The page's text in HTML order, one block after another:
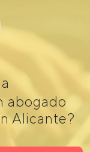
abogado
Alicante?